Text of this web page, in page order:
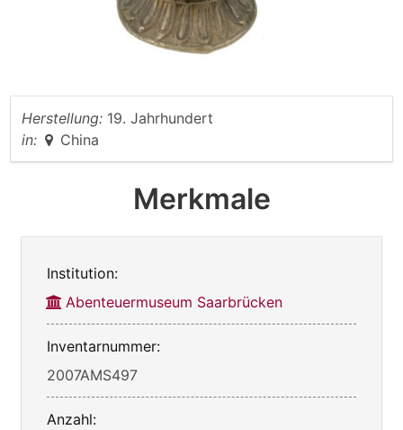
Herstellung: 19. Jahrhundert
in:
China
Merkmale
Institution:
Abenteuermuseum Saarbrücken
Inventarnummer:
2007AMS497
Anzahl: